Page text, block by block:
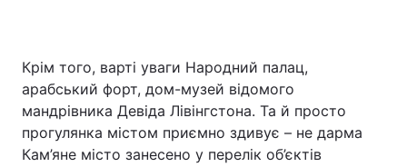
Крім того, варті уваги Народний палац,
арабський форт, дом-музей відомого
мандрівника Девіда Лівінгстона. Та й просто
прогулянка містом приємно здивує – не дарма
Кам’яне місто занесено у перелік об’єктів